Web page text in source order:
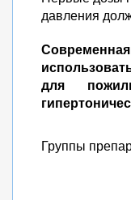
давления
для
Группы